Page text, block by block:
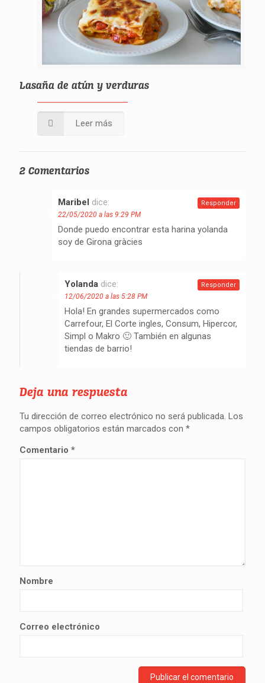
Lasaña de atún y verduras
Leer más
2 Comentarios
Maribel dice:
22/05/2020 a las 9:29 PM
Donde puedo encontrar esta harina yolanda
soy de Girona gràcies
Responder
Yolanda dice:
12/06/2020 a las 5:28 PM
Hola! En grandes supermercados como
Carrefour, El Corte ingles, Consum, Hipercor,
Simpl o Makro 🙂 También en algunas
tiendas de barrio!
Responder
Deja una respuesta
Tu dirección de correo electrónico no será publicada. Los
campos obligatorios están marcados con *
Comentario *
Nombre
Correo electrónico